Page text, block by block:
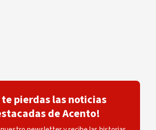
te pierdas las noticias
de Acento!